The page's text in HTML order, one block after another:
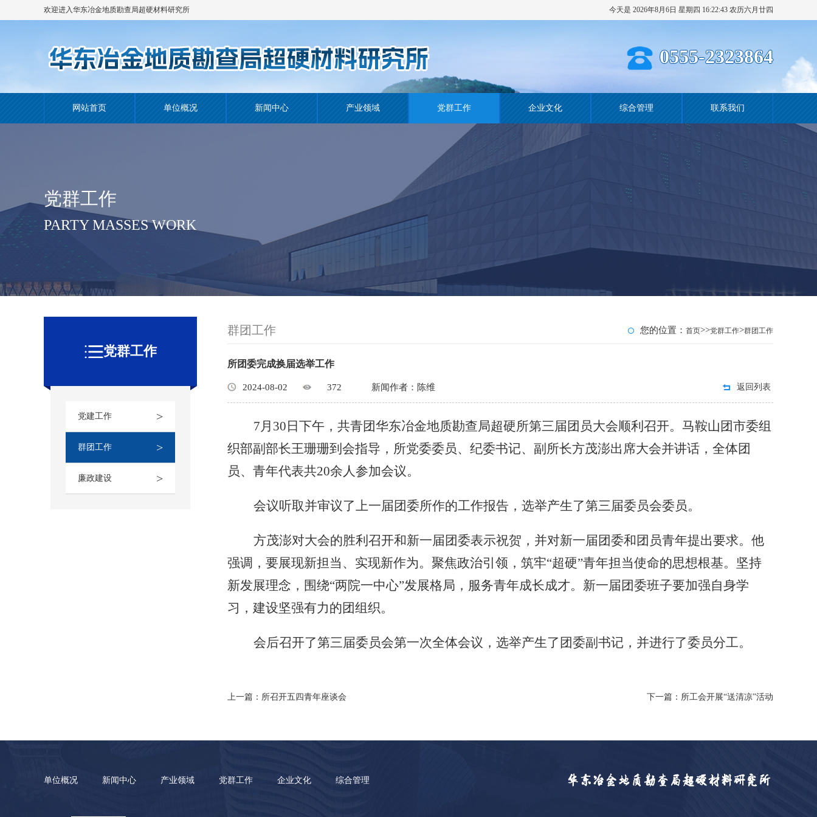
欢迎进入华东冶金地质勘查局超硬材料研究所 今天是 2026年8月6日 星期四 16:22:44 农历六月廿四
0555-2323864
网站首页 单位概况 新闻中心 产业领域 党群工作 企业文化 综合管理 联系我们
党群工作
PARTY MASSES WORK
党群工作
党建工作 >
群团工作 >
廉政建设 >
群团工作 您的位置： 首页>>党群工作>群团工作
所团委完成换届选举工作
2024-08-02 372 新闻作者：陈维 返回列表
7月30日下午，共青团华东冶金地质勘查局超硬所第三届团员大会顺利召开。马鞍山团市委组
织部副部长王珊珊到会指导，所党委委员、纪委书记、副所长方茂澎出席大会并讲话，全体团
员、青年代表共20余人参加会议。
会议听取并审议了上一届团委所作的工作报告，选举产生了第三届委员会委员。
方茂澎对大会的胜利召开和新一届团委表示祝贺，并对新一届团委和团员青年提出要求。他
强调，要展现新担当、实现新作为。聚焦政治引领，筑牢“超硬”青年担当使命的思想根基。坚持
新发展理念，围绕“两院一中心”发展格局，服务青年成长成才。新一届团委班子要加强自身学
习，建设坚强有力的团组织。
会后召开了第三届委员会第一次全体会议，选举产生了团委副书记，并进行了委员分工。
上一篇：所召开五四青年座谈会 下一篇：所工会开展“送清凉”活动
单位概况 新闻中心 产业领域 党群工作 企业文化 综合管理